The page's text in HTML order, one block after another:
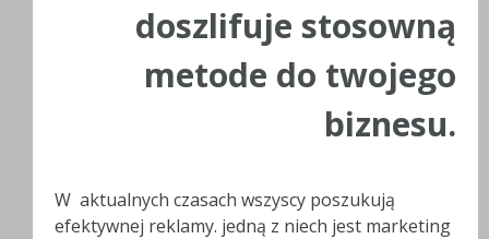
doszlifuje stosowną
metode do twojego
biznesu.
W aktualnych czasach wszyscy poszukują
efektywnej reklamy. jedną z niech jest marketing